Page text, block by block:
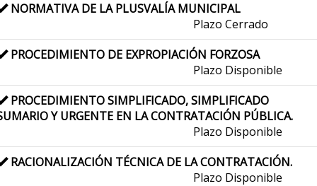
NORMATIVA DE LA PLUSVALÍA MUNICIPAL
Plazo Cerrado
PROCEDIMIENTO DE EXPROPIACIÓN FORZOSA
Plazo Disponible
PROCEDIMIENTO SIMPLIFICADO, SIMPLIFICADO
Y URGENTE EN LA CONTRATACIÓN PÚBLICA.
Plazo Disponible
RACIONALIZACIÓN TÉCNICA DE LA CONTRATACIÓN.
Plazo Disponible